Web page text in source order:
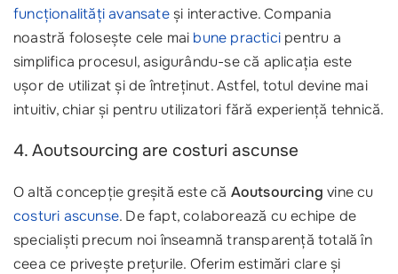
funcționalități avansateși interactive. Compania
noastră folosește cele mai bune practici pentru a
simplifica procesul, asigurându-se că aplicația este
ușor de utilizat și de întreținut. Astfel, totul devine mai
intuitiv, chiar și pentru utilizatori fără experiență tehnică.
4. Aoutsourcing are costuri ascunse
O altă concepție greșită este că Aoutsourcing vine cu
costuri ascunse. De fapt, colaborează cu echipe de
specialiști precum noi înseamnă transparență totală în
ceea ce privește prețurile. Oferim estimări clare și